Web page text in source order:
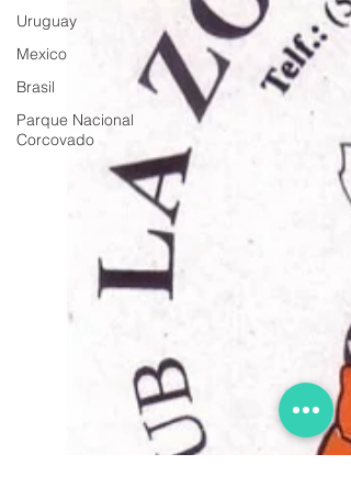
Uruguay
Mexico
Brasil
Parque Nacional
Corcovado